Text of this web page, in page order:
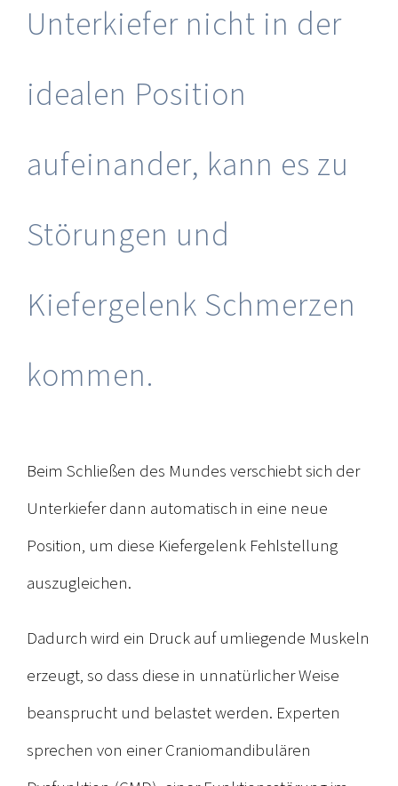
Unterkiefer nicht in der
idealen Position
aufeinander, kann es zu
Störungen und
Kiefergelenk Schmerzen
kommen.
Beim Schließen des Mundes verschiebt sich der
Unterkiefer dann automatisch in eine neue
Position, um diese Kiefergelenk Fehlstellung
auszugleichen.
Dadurch wird ein Druck auf umliegende Muskeln
erzeugt, so dass diese in unnatürlicher Weise
beansprucht und belastet werden. Experten
sprechen von einer Craniomandibulären